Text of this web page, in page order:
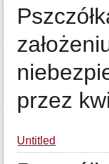
przez
Untitled